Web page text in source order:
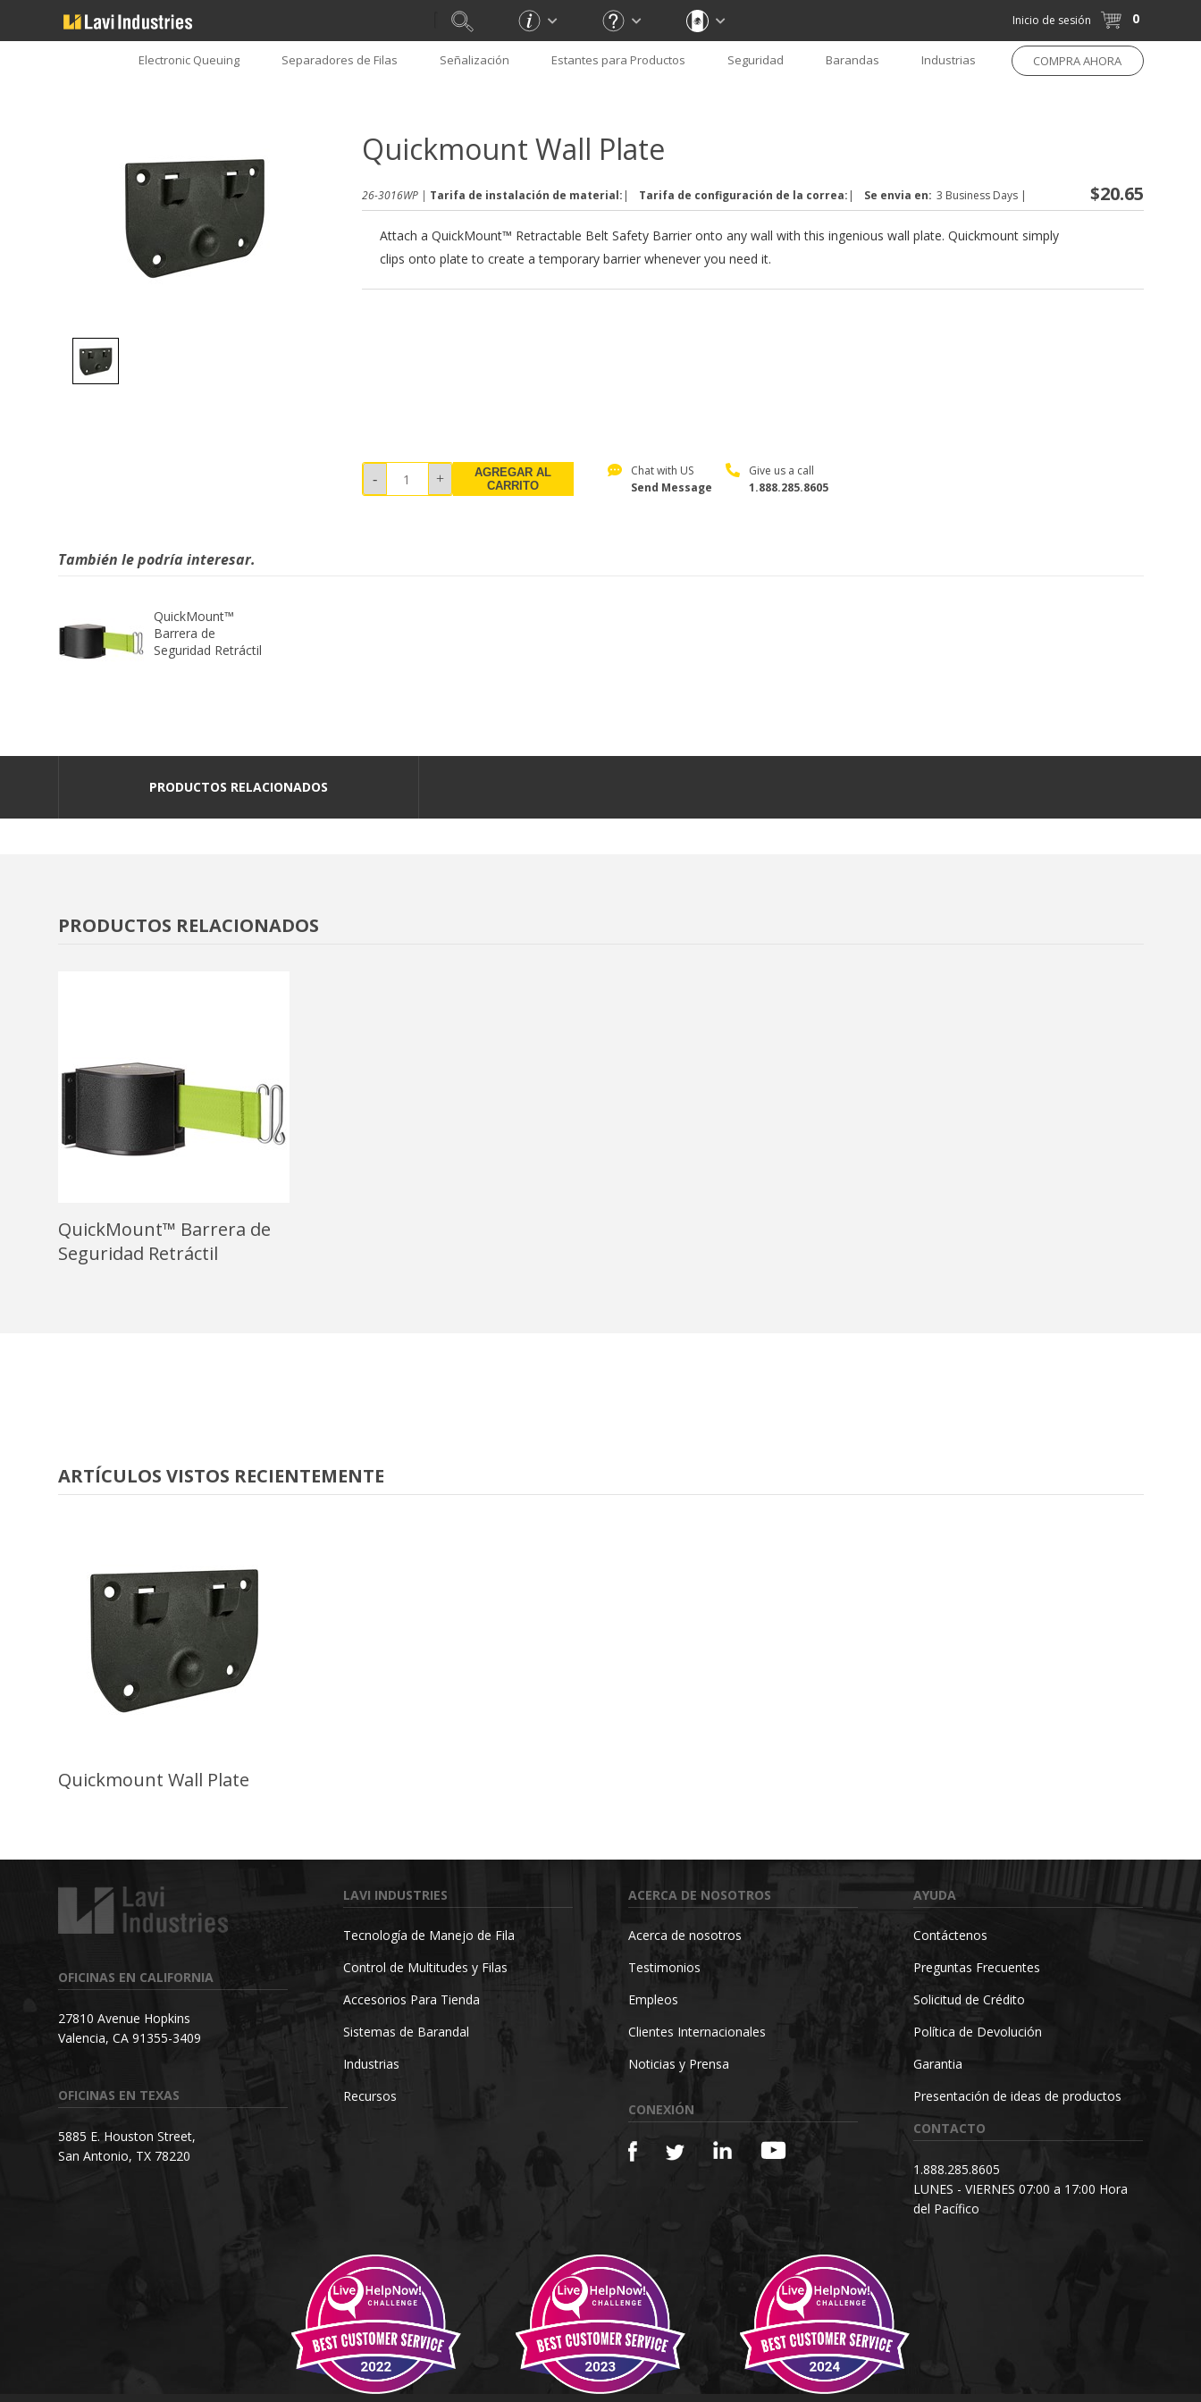
Inicio de sesión 0
Electronic Queuing Separadores de Filas Señalización Estantes para Productos Seguridad Barandas Industrias COMPRA AHORA
Quickmount Wall Plate
26-3016WP | Tarifa de instalación de material: | Tarifa de configuración de la correa: | Se envia en: 3 Business Days | $20.65
Attach a QuickMount™ Retractable Belt Safety Barrier onto any wall with this ingenious wall plate. Quickmount simply
clips onto plate to create a temporary barrier whenever you need it.
AGREGAR AL
CARRITO
Chat with US
Send Message
Give us a call
1.888.285.8605
También le podría interesar.
QuickMount™
Barrera de
Seguridad Retráctil
PRODUCTOS RELACIONADOS
PRODUCTOS RELACIONADOS
QuickMount™ Barrera de
Seguridad Retráctil
ARTÍCULOS VISTOS RECIENTEMENTE
Quickmount Wall Plate
OFICINAS EN CALIFORNIA
27810 Avenue Hopkins
Valencia, CA 91355-3409
OFICINAS EN TEXAS
5885 E. Houston Street,
San Antonio, TX 78220
LAVI INDUSTRIES
Tecnología de Manejo de Fila
Control de Multitudes y Filas
Accesorios Para Tienda
Sistemas de Barandal
Industrias
Recursos
ACERCA DE NOSOTROS
Acerca de nosotros
Testimonios
Empleos
Clientes Internacionales
Noticias y Prensa
CONEXIÓN
AYUDA
Contáctenos
Preguntas Frecuentes
Solicitud de Crédito
Política de Devolución
Garantia
Presentación de ideas de productos
CONTACTO
1.888.285.8605
LUNES - VIERNES 07:00 a 17:00 Hora
del Pacífico